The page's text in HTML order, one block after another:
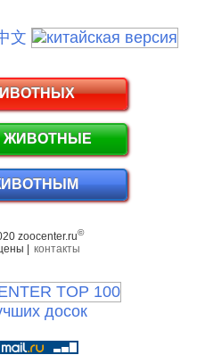
文
ЖИВОТНЫЕ
zoocenter.ru©
| контакты